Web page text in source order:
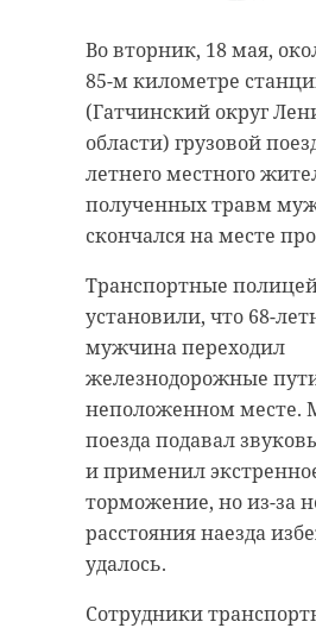
Во вторник, 18 мая,
85-м километре
(Гатчинский округ
области) грузовой
летнего местного
полученных травм
скончался на месте
Транспортные
установили, что 68-
мужчина переходил
железнодорожные
неположенном месте.
поезда подавал
и применил
торможение, но из-за
расстояния наезда
удалось.
Сотрудники